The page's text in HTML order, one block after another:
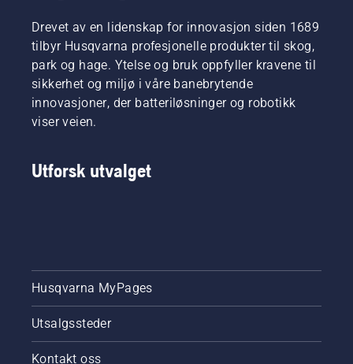
Drevet av en lidenskap for innovasjon siden 1689
tilbyr Husqvarna profesjonelle produkter til skog,
park og hage. Ytelse og bruk oppfyller kravene til
sikkerhet og miljø i våre banebrytende
innovasjoner, der batteriløsninger og robotikk
viser veien.
Utforsk utvalget
Husqvarna MyPages
Utsalgssteder
Kontakt oss